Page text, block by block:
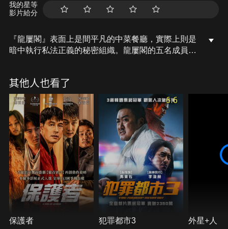
我的星等
影片給分
『龍屢閣』表面上是間平凡的中菜餐廳，實際上則是
暗中執行私法正義的秘密組織。龍屢閣的五名成員雖
為受害者伸張正義。當大企業會長兒子的暴行引發了
死亡事件，竟牽涉到龍屢閣相關人士，事件開始變得
複雜難解…！
其他人也看了
保護者
6.6
犯罪都市3 外星+人